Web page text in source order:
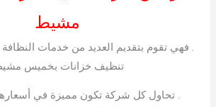
مشيط
. فهي تقوم بتقديم العديد من خدمات
تنظيف خزانات بخميس
. تحاول كل شركة تكون مميزة في